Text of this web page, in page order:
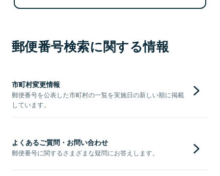
郵便番号検索に関する情報
市町村変更情報
郵便番号を公表した市町村の一覧を実施日の新しい順に掲載
しています。
よくあるご質問・お問い合わせ
郵便番号に関するさまざまな疑問にお答えします。